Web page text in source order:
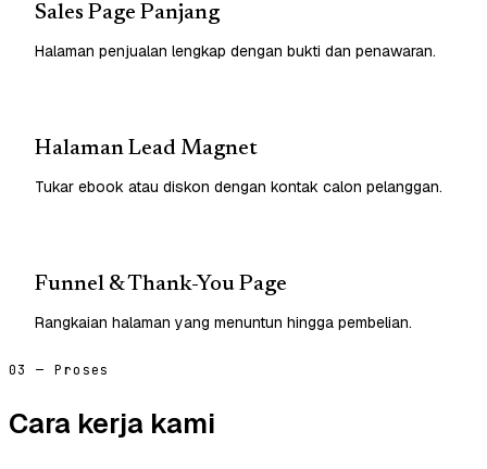
Sales Page Panjang
Halaman penjualan lengkap dengan bukti dan penawaran.
Halaman Lead Magnet
Tukar ebook atau diskon dengan kontak calon pelanggan.
Funnel & Thank-You Page
Rangkaian halaman yang menuntun hingga pembelian.
03 — Proses
Cara kerja kami